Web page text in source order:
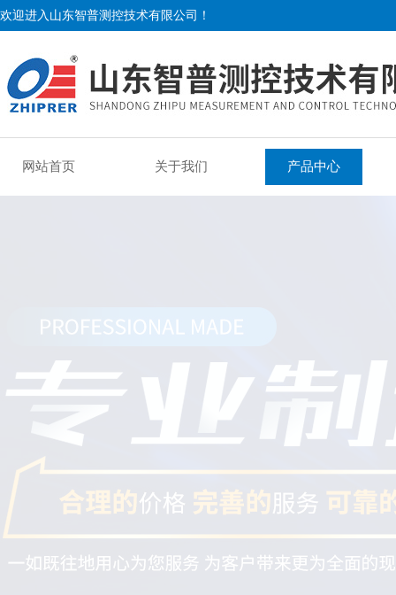
欢迎进入山东智普测控技术有限公司！
网站首页 关于我们 产品中心